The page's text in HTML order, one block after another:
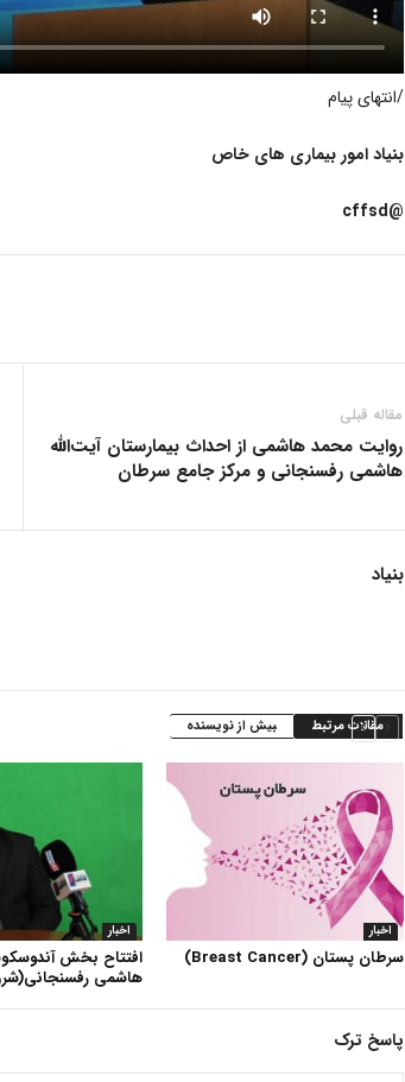
/انتهای پیام
بنیاد امور بیماری های خاص
@cffsd
مقاله قبلی
روایت محمد هاشمی از احداث بیمارستان آیت‌الله
هاشمی رفسنجانی و مرکز جامع سرطان
بنیاد
مقالات مرتبط بیش از نویسنده
اخبار
افتتاح بخش
هاشمی
اخبار
سرطان پستان (Breast Cancer)
پاسخ ترک